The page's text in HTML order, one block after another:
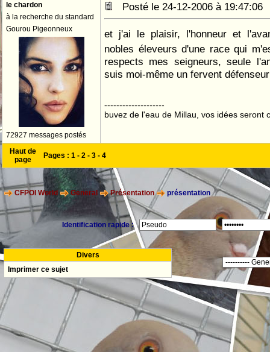
le chardon
à la recherche du standard
Gourou Pigeonneux
72927 messages postés
Posté le 24-12-2006 à
et j'ai le plaisir, l'honneur et
nobles éleveurs d'une race qui
respects mes seigneurs, seule
suis moi-même un fervent
--------------------
buvez de l'eau de Millau, vos idées seront
Haut de
page
Pages : 1 - 2 - 3 - 4
CFPOI World General Présentation présentation
Identification rapide :
Divers
Imprimer ce sujet